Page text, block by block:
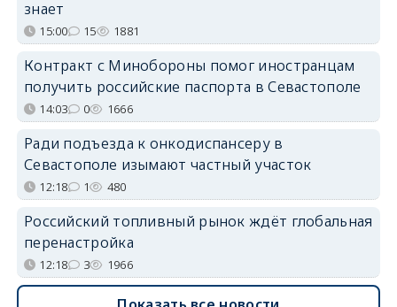
знает
15:00 15 1881
Контракт с Минобороны помог иностранцам
получить российские паспорта в Севастополе
14:03 0 1666
Ради подъезда к онкодиспансеру в
Севастополе изымают частный участок
12:18 1 480
Российский топливный рынок ждёт глобальная
перенастройка
12:18 3 1966